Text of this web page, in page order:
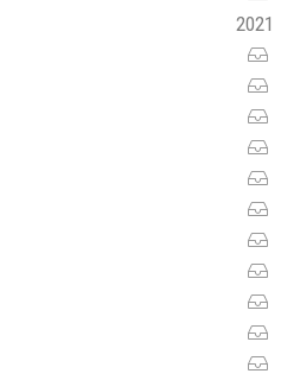
2021